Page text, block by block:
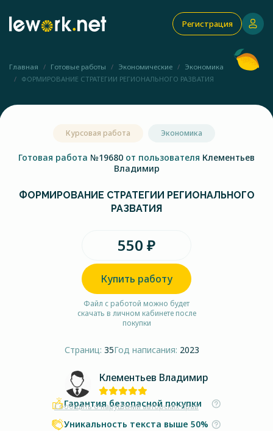
Регистрация
Главная Готовые работы Экономические
Экономика
ФОРМИРОВАНИЕ СТРАТЕГИИ РЕГИОНАЛЬНОГО РАЗВАТИЯ
Курсовая работа Экономика
Готовая работа №19680 от пользователя Клементьев
Владимир
ФОРМИРОВАНИЕ СТРАТЕГИИ РЕГИОНАЛЬНОГО
РАЗВАТИЯ
550 ₽
Купить работу
Файл с работой можно будет
скачать в личном кабинете после
покупки
Страниц: 35Год написания: 2023
Клементьев Владимир
Сообщить о нарушении авторских прав
Гарантия безопасной покупки
Уникальность текста выше 50%